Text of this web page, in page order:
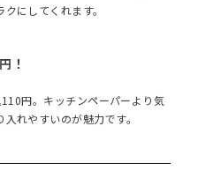
にしてくれます。
！
円。キッチンペーパーより気
れやすいのが魅力です。